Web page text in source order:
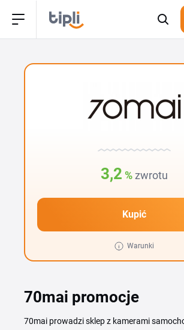
3,2 % zwrotu
Kupić
Warunki
70mai promocje
70mai prowadzi sklep z kamerami